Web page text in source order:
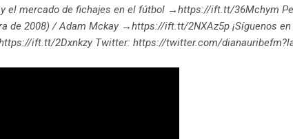
el mercado de fichajes en el fútbol →https://ift.tt/36Mchym
de 2008) / Adam Mckay →https://ift.tt/2NXAz5p ¡Síguenos en
ift.tt/2Dxnkzy Twitter: https://twitter.com/